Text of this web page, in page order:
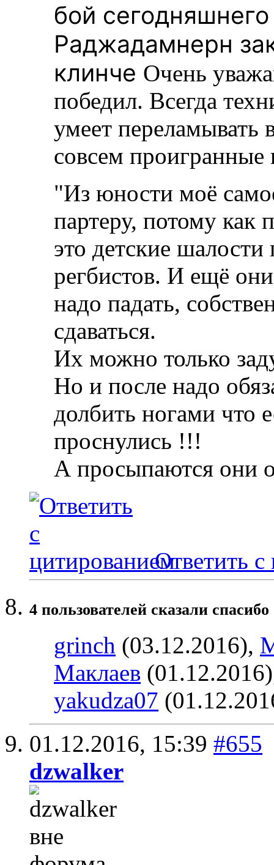
бой
Раджадамнерн
клинче Очень
победил. Всегда
умеет переламывать
совсем проигранные
"Из юности моё
партеру, потому как
это детские
регбистов. И ещё
надо падать,
сдаваться.
Их можно только
Но и после надо
долбить ногами что
проснулись !!!
А просыпаются они
Ответить с
4 пользователей сказали
grinch (03.12.2016),
Маклаев
yakudza07
01.12.2016, 15:39 #655
dzwalker